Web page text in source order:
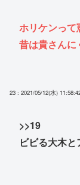
ホリケンって
昔は貴さんに
23 : 2021/05/12(水)
>>19
ビビる大木